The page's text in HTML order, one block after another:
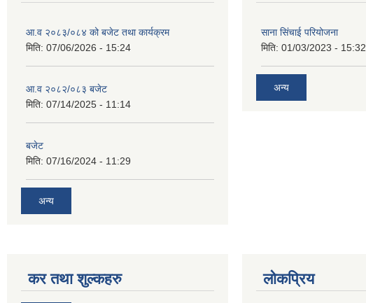
आ.व २०८३/०८४ को बजेट तथा कार्यक्रम
मिति: 07/06/2026 - 15:24
आ.व २०८२/०८३ बजेट
मिति: 07/14/2025 - 11:14
बजेट
मिति: 07/16/2024 - 11:29
अन्य
साना सिंचाई परियोजना
मिति: 01/03/2023 - 15:32
अन्य
कर तथा शुल्कहरु लोकप्रिय